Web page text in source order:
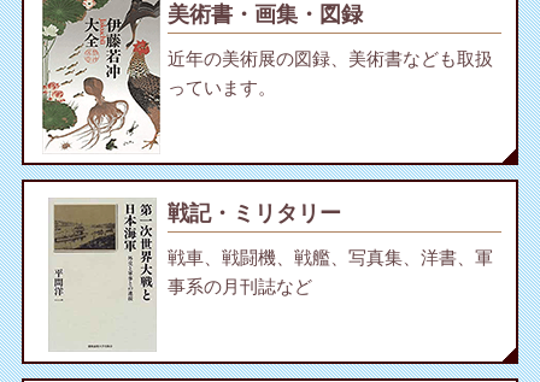
美術書・画集・図録
近年の美術展の図録、美術書なども取扱
っています。
戦記・ミリタリー
戦車、戦闘機、戦艦、写真集、洋書、軍
事系の月刊誌など